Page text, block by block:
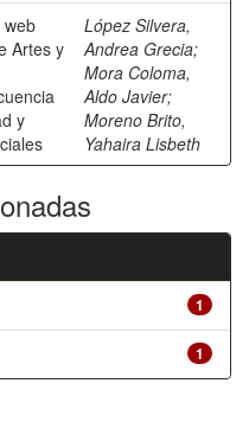
web
Artes y
y
López Silvera,
Andrea Grecia;
Mora Coloma,
Aldo Javier;
Moreno Brito,
Yahaira Lisbeth
1
1